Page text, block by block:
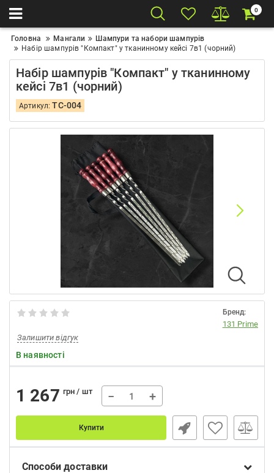
0
Головна Мангали
Шампури та набори шампурів
Набір шампурів "Компакт" у тканинному кейсі 7в1 (чорний)
Набір шампурів "Компакт" у тканинному
кейсі 7в1 (чорний)
Артикул:TC-004
Бренд:
131 Prime
Залишити відгук
В наявності
1 267 грн / шт − +
Купити
Способи доставки